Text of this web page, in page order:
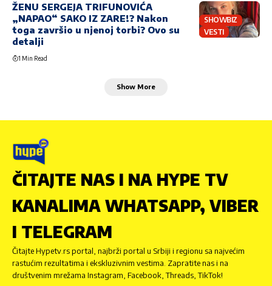
SHOWBIZ
VESTI
ŽENU SERGEJA TRIFUNOVIĆA
„NAPAO“ SAKO IZ ZARE!? Nakon
toga završio u njenoj torbi? Ovo su
detalji
1 Min Read
Show More
ČITAJTE NAS I NA HYPE TV
KANALIMA WHATSAPP, VIBER
I TELEGRAM
Čitajte Hypetv.rs portal, najbrži portal u Srbiji i regionu sa najvećim
rastućim rezultatima i ekskluzivnim vestima. Zapratite nas i na
društvenim mrežama Instagram, Facebook, Threads, TikTok!